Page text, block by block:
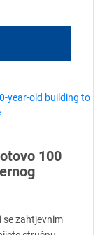
100
se zahtjevnim